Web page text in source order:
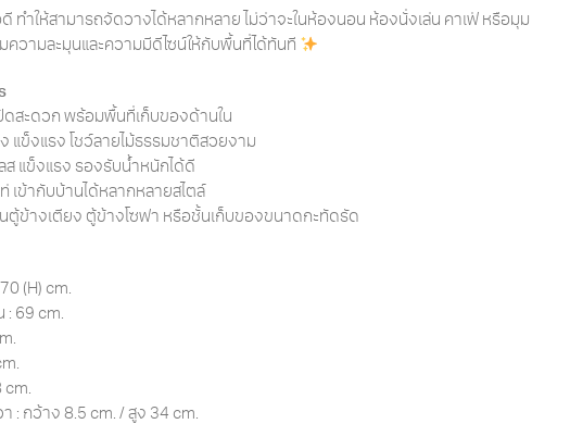
ำให้สามารถจัดวางได้หลากหลาย ไม่ว่าจะในห้องนอน ห้องนั่งเล่น คาเฟ่ หรือมุม
วามละมุนและความมีดีไซน์ให้กับพื้นที่ได้ทันที
ดสะดวก พร้อมพื้นที่เก็บของด้านใน
แข็งแรง โชว์ลายไม้ธรรมชาติสวยงาม
ลส แข็งแรง รองรับน้ำหนักได้ดี
เข้ากับบ้านได้หลากหลายสไตล์
นตู้ข้างเตียง ตู้ข้างโซฟา หรือชั้นเก็บของขนาดกะทัดรัด
(H) cm.
: 69 cm.
cm.
: กว้าง 8.5 cm. / สูง 34 cm.